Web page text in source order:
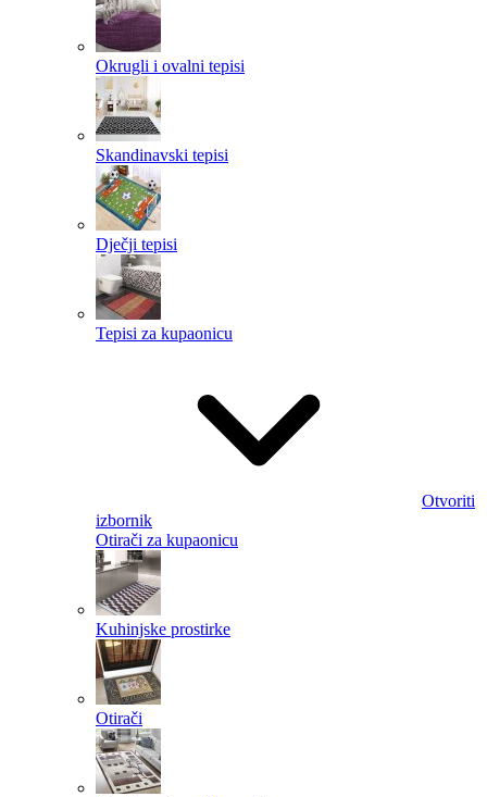
Okrugli i ovalni tepisi
Skandinavski tepisi
Dječji tepisi
Tepisi za kupaonicu
Otvoriti
izbornik
Otirači za kupaonicu
Kuhinjske prostirke
Otirači